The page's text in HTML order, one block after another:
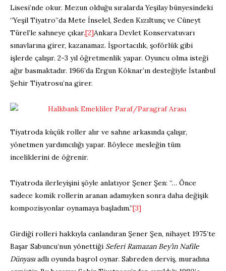
Lisesi’nde okur. Mezun olduğu sıralarda Yeşilay bünyesindeki
“Yeşil Tiyatro”da Mete İnselel, Seden Kızıltunç ve Cüneyt
Türel’le sahneye çıkar.[2]Ankara Devlet Konservatuvarı
sınavlarına girer, kazanamaz. İşportacılık, şoförlük gibi
işlerde çalışır. 2-3 yıl öğretmenlik yapar. Oyuncu olma isteği
ağır basmaktadır. 1966’da Ergun Köknar’ın desteğiyle İstanbul
Şehir Tiyatrosu’na girer.
Tiyatroda küçük roller alır ve sahne arkasında çalışır,
yönetmen yardımcılığı yapar. Böylece mesleğin tüm
inceliklerini de öğrenir.
Tiyatroda ilerleyişini şöyle anlatıyor Şener Şen: “… Önce
sadece komik rollerin aranan adamıyken sonra daha değişik
kompozisyonlar oynamaya başladım.”[3]
Girdiği rolleri hakkıyla canlandıran Şener Şen, nihayet 1975’te
Başar Sabuncu’nun yönettiği Seferi Ramazan Bey’in Nafile
Dünyasıadlı oyunda başrol oynar. Sabreden derviş, muradına